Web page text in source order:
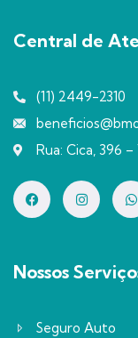
Central de
(11) 2449-2310
Rua: Cica, 396
Nossos
Seguro Auto